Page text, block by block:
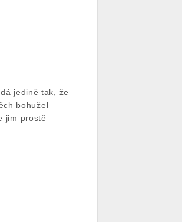
jedině tak, že
bohužel
jim prostě